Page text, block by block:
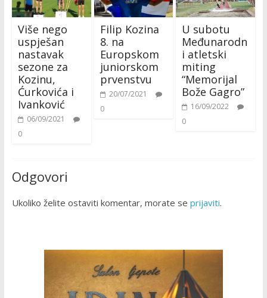
Više nego
uspješan
nastavak
sezone za
Kozinu,
Ćurkovića i
Ivanković
06/09/2021
0
Filip Kozina
8. na
Europskom
juniorskom
prvenstvu
20/07/2021
0
U subotu
Međunarodn
i atletski
miting
“Memorijal
Bože Gagro”
16/09/2022
0
Odgovori
Ukoliko želite ostaviti komentar, morate se prijaviti.